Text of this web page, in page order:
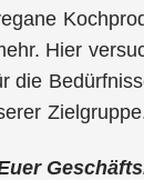
Hier
die